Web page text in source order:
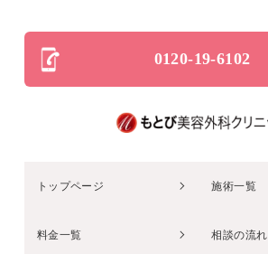
0120-19-6102
トップページ 施術一覧
料金一覧 相談の流れ